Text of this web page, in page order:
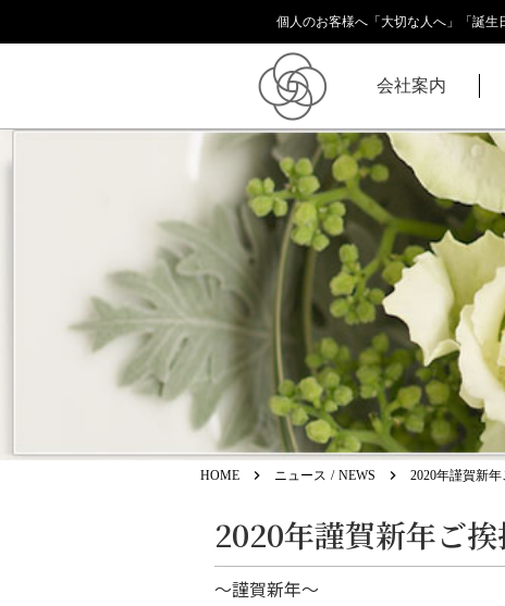
個人のお客様へ「大切な人へ」「誕
会社案内
HOME keyboard_arrow_right ニュース / NEWS keyboard_arrow_right 2020年謹賀新
2020年謹賀新年ご挨
～謹賀新年～